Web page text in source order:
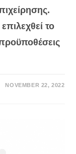
το
NOVEMBER 22, 2022